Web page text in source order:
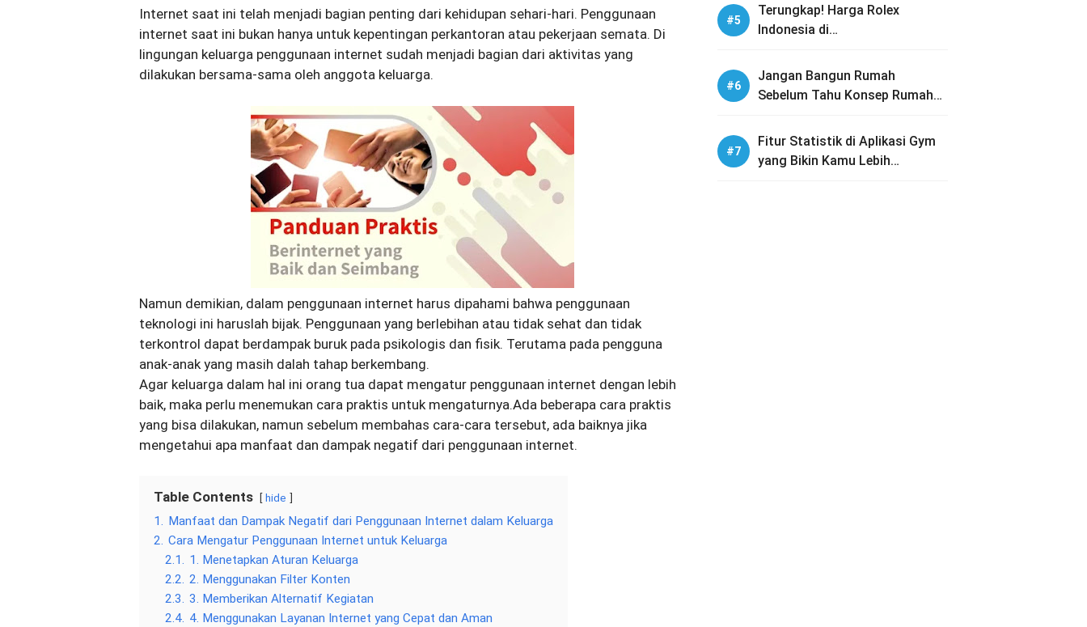
Internet saat ini telah menjadi bagian penting dari kehidupan sehari-hari. Penggunaan
internet saat ini bukan hanya untuk kepentingan perkantoran atau pekerjaan semata. Di
lingungan keluarga penggunaan internet sudah menjadi bagian dari aktivitas yang
dilakukan bersama-sama oleh anggota keluarga.
Namun demikian, dalam penggunaan internet harus dipahami bahwa penggunaan
teknologi ini haruslah bijak. Penggunaan yang berlebihan atau tidak sehat dan tidak
terkontrol dapat berdampak buruk pada psikologis dan fisik. Terutama pada pengguna
anak-anak yang masih dalah tahap berkembang.
Agar keluarga dalam hal ini orang tua dapat mengatur penggunaan internet dengan lebih
baik, maka perlu menemukan cara praktis untuk mengaturnya.Ada beberapa cara praktis
yang bisa dilakukan, namun sebelum membahas cara-cara tersebut, ada baiknya jika
mengetahui apa manfaat dan dampak negatif dari penggunaan internet.
Table Contents hide
1. Manfaat dan Dampak Negatif dari Penggunaan Internet dalam Keluarga
2. Cara Mengatur Penggunaan Internet untuk Keluarga
2.1. 1. Menetapkan Aturan Keluarga
2.2. 2. Menggunakan Filter Konten
2.3. 3. Memberikan Alternatif Kegiatan
2.4. 4. Menggunakan Layanan Internet yang Cepat dan Aman
Terungkap! Harga Rolex
Indonesia di
Koleksi Lengkap
Jangan Bangun Rumah
Sebelum Tahu Konsep Rumah
Fitur Statistik di Aplikasi Gym
yang Bikin Kamu Lebih